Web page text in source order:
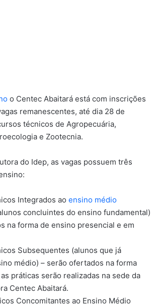
o Centec Abaitará está com inscrições
remanescentes, até dia 28 de
técnicos de Agropecuária,
e Zootecnia.
do Idep, as vagas possuem três
Integrados ao ensino médio
concluintes do ensino fundamental)
na forma de ensino presencial e em
Subsequentes (alunos que já
médio) – serão ofertados na forma
práticas serão realizadas na sede da
Centec Abaitará.
Concomitantes ao Ensino Médio